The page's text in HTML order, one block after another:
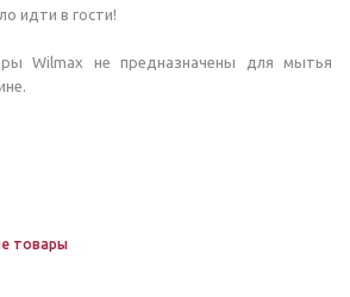
идти в гости!
Wilmax не предназначены для мытья
товары